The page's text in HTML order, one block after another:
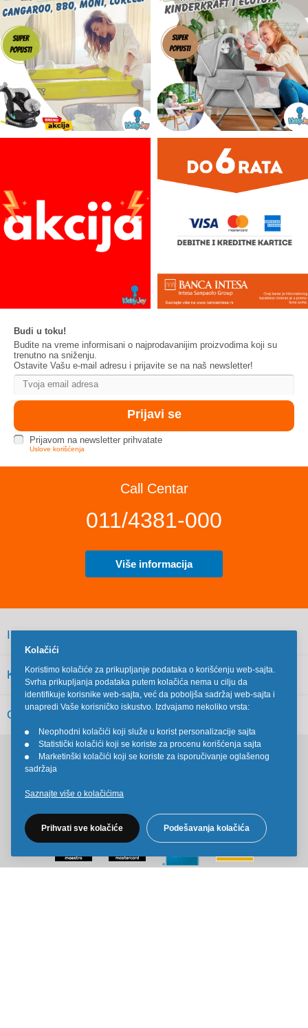
Budi u toku!
Budite na vreme informisani o najprodavanijim proizvodima koji su
trenutno na sniženju.
Ostavite Vašu e-mail adresu i prijavite se na naš newsletter!
Prijavom na newsletter prihvatate
Uslove korišćenja
Call Centar
011/4381-000
Više informacija
INFORMACIJE
KORISNIČKI SERVIS
OSTALO
Kolačići
Koristimo kolačiće za prikupljanje podataka o korišćenju web-sajta.
Svrha prikupljanja podataka putem kolačića nema u cilju da
identifikuje korisnike web-sajta, već da poboljša sadržaj web-sajta i
unapredi Vaše korisničko iskustvo. Izdvajamo nekoliko vrsta:
•
Neophodni kolačići koji služe u korist personalizacije sajta
•
Statistički kolačići koji se koriste za procenu korišćenja sajta
•
Marketinški kolačići koji se koriste za isporučivanje oglašenog
sadržaja
Saznajte više o kolačićima
Prihvati sve kolačiće Podešavanja kolačića